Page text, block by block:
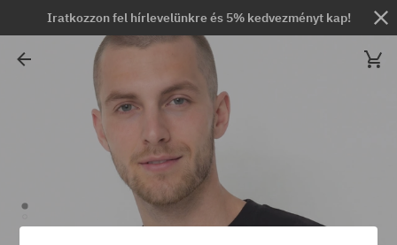
Iratkozzon fel hírlevelünkre és 5% kedvezményt kap!